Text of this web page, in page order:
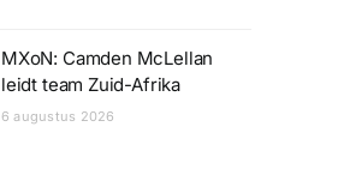
MXoN: Camden McLellan
leidt team Zuid-Afrika
6 augustus 2026